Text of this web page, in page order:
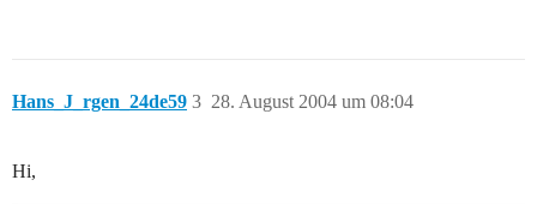
Hans_J_rgen_24de59 28. August 2004 um 08:04
3
Hi,